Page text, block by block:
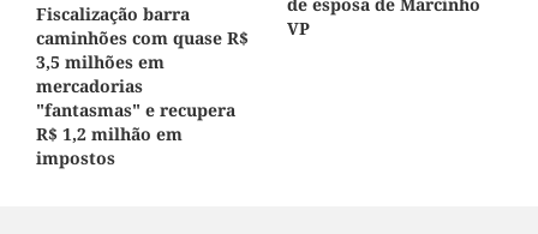
Fiscalização barra
caminhões com quase R$
3,5 milhões em
mercadorias
"fantasmas" e recupera
R$ 1,2 milhão em
impostos
VP